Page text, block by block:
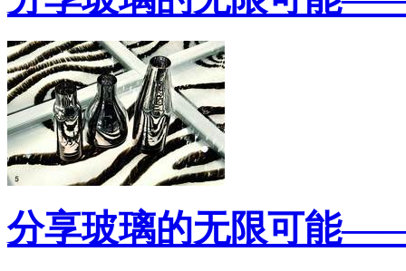
分享玻璃的无限可能